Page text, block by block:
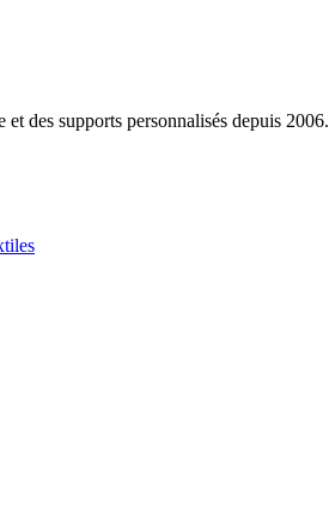
et des supports personnalisés depuis 2006.